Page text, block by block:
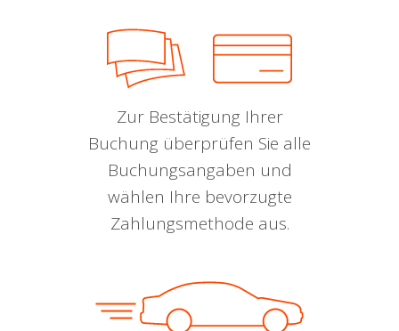
Zur Bestätigung Ihrer
Buchung überprüfen Sie alle
Buchungsangaben und
wählen Ihre bevorzugte
Zahlungsmethode aus.